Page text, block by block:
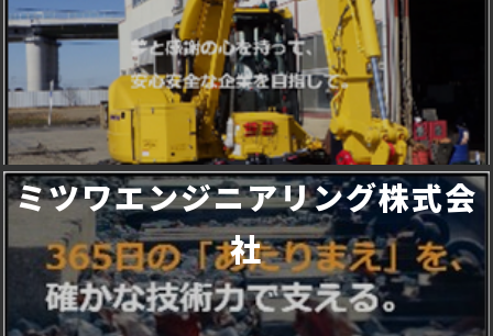
ミツワエンジニアリング株式会
社